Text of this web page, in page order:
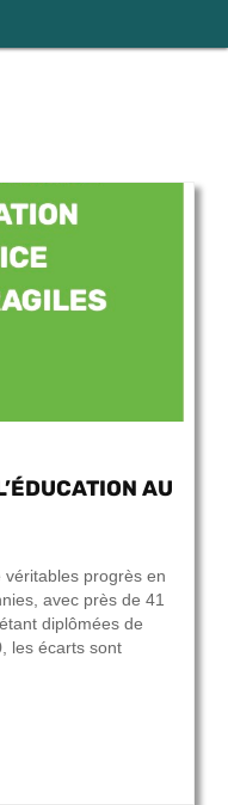
AU
véritables progrès en
avec près de 41
diplômées de
les écarts sont